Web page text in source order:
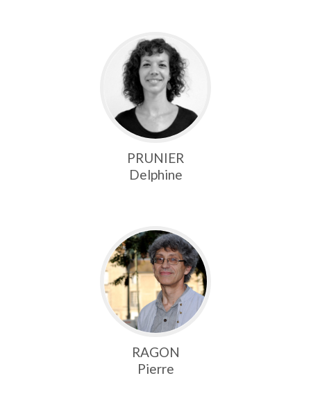
PRUNIER
Delphine
RAGON
Pierre